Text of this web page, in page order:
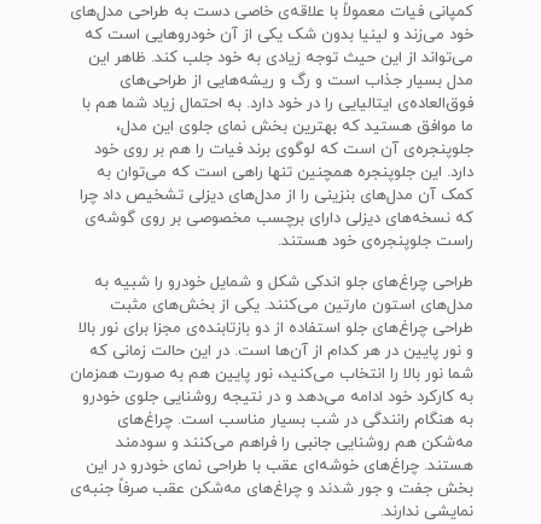
کمپانی فیات معمولاً با علاقه‌ی خاصی دست به طراحی مدل‌های
خود می‌زند و لینیا بدون شک یکی از آن خودروهایی است که
می‌تواند از این حیث توجه زیادی به خود جلب کند. ظاهر این
مدل بسیار جذاب است و رگ و ریشه‌هایی از طراحی‌های
فوق‌العاده‌ی ایتالیایی را در خود دارد. به احتمال زیاد شما هم با
ما موافق هستید که بهترین بخش نمای جلوی این مدل،
جلوپنجره‌ی آن است که لوگوی برند فیات را هم بر روی خود
دارد. این جلوپنجره همچنین تنها راهی است که می‌توان به
کمک آن مدل‌های بنزینی را از مدل‌های دیزلی تشخیص داد چرا
که نسخه‌های دیزلی دارای برچسب مخصوصی بر روی گوشه‌ی
راست جلوپنجره‌ی خود هستند.
طراحی چراغ‌های جلو اندکی شکل و شمایل خودرو را شبیه به
مدل‌های استون مارتین می‌کنند. یکی از بخش‌های مثبت
طراحی چراغ‌های جلو استفاده از دو بازتابنده‌ی مجزا برای نور بالا
و نور پایین در هر کدام از آن‌ها است. در این حالت زمانی که
شما نور بالا را انتخاب می‌کنید، نور پایین هم به صورت همزمان
به کارکرد خود ادامه می‌دهد و در نتیجه روشنایی جلوی خودرو
به هنگام رانندگی در شب بسیار مناسب است. چراغ‌های
مه‌شکن هم روشنایی جانبی را فراهم می‌کنند و سودمند
هستند. چراغ‌های خوشه‌ای عقب با طراحی نمای خودرو در این
بخش جفت و جور شدند و چراغ‌های مه‌شکن عقب صرفاً جنبه‌ی
نمایشی ندارند.